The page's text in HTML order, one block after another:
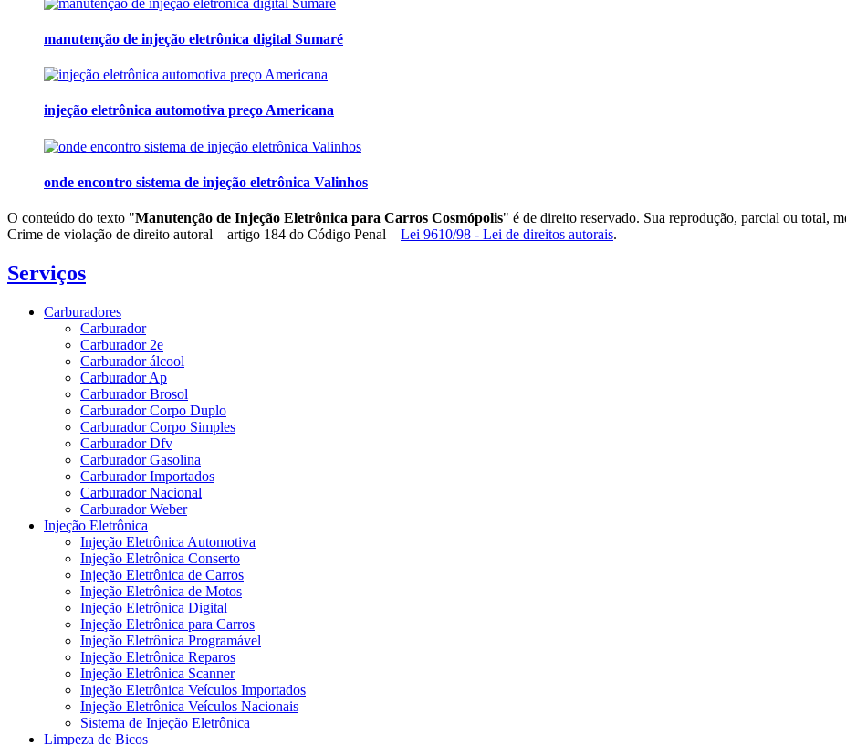
manutenção de injeção eletrônica digital Sumaré
injeção eletrônica automotiva preço Americana
onde encontro sistema de injeção eletrônica Valinhos
O conteúdo do texto "Manutenção de Injeção Eletrônica para Carros Cosmópolis" é de direito reservado. Sua reprodução, parcial ou total,
Crime de violação de direito autoral – artigo 184 do Código Penal – Lei 9610/98 - Lei de direitos autorais.
Serviços
Carburadores
Carburador
Carburador 2e
Carburador álcool
Carburador Ap
Carburador Brosol
Carburador Corpo Duplo
Carburador Corpo Simples
Carburador Dfv
Carburador Gasolina
Carburador Importados
Carburador Nacional
Carburador Weber
Injeção Eletrônica
Injeção Eletrônica Automotiva
Injeção Eletrônica Conserto
Injeção Eletrônica de Carros
Injeção Eletrônica de Motos
Injeção Eletrônica Digital
Injeção Eletrônica para Carros
Injeção Eletrônica Programável
Injeção Eletrônica Reparos
Injeção Eletrônica Scanner
Injeção Eletrônica Veículos Importados
Injeção Eletrônica Veículos Nacionais
Sistema de Injeção Eletrônica
Limpeza de Bicos